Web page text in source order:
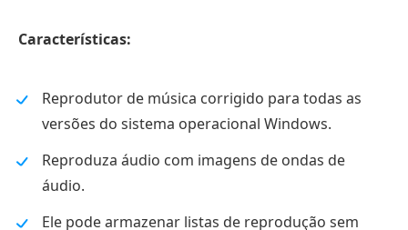
Características:
Reprodutor de música corrigido para todas as
versões do sistema operacional Windows.
Reproduza áudio com imagens de ondas de
áudio.
Ele pode armazenar listas de reprodução sem